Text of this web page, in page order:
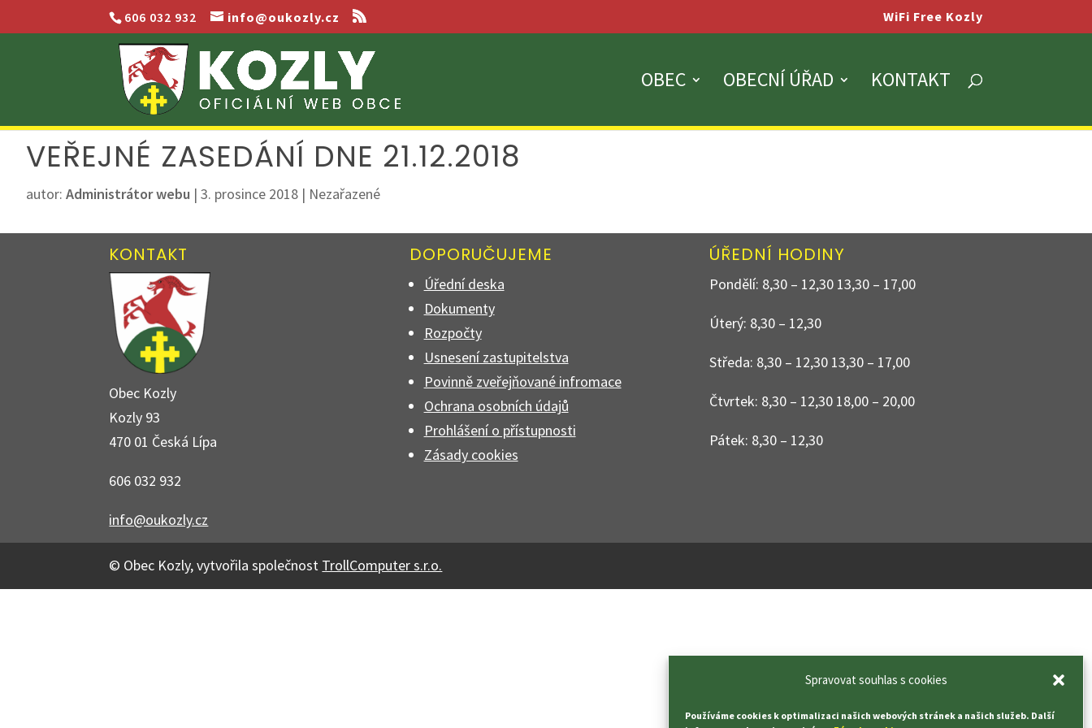
Spravovat souhlas s cookies
Používáme cookies k optimalizaci našich webových stránek a našich služeb. Další
606 032 932 info@oukozly.cz WiFi Free Kozly
OBEC OBECNÍ ÚŘAD KONTAKT
VEŘEJNÉ ZASEDÁNÍ DNE 21.12.2018
autor: Administrátor webu | 3. prosince 2018 | Nezařazené
KONTAKT
Obec Kozly
Kozly 93
470 01 Česká Lípa
606 032 932
info@oukozly.cz
DOPORUČUJEME
Úřední deska
Dokumenty
Rozpočty
Usnesení zastupitelstva
Povinně zveřejňované infromace
Ochrana osobních údajů
Prohlášení o přístupnosti
Zásady cookies
ÚŘEDNÍ HODINY
Pondělí: 8,30 – 12,30 13,30 – 17,00
Úterý: 8,30 – 12,30
Středa: 8,30 – 12,30 13,30 – 17,00
Čtvrtek: 8,30 – 12,30 18,00 – 20,00
Pátek: 8,30 – 12,30
© Obec Kozly, vytvořila společnost TrollComputer s.r.o.